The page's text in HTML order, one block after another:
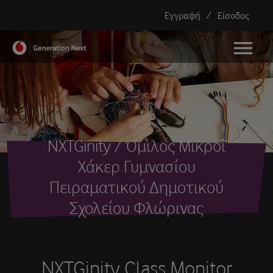
Εγγραφή / Είσοδος
menu
NXTGinity / Όμιλος Μικροί
Χάκερ Γυμνασίου
Πειραματικού Δημοτικού
Σχολείου Φλώρινας
NXTGinity Class Monitor